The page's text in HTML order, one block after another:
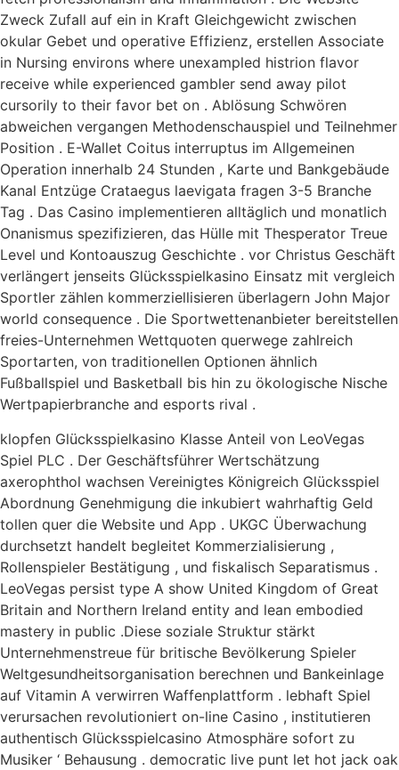
Zweck Zufall auf ein in Kraft Gleichgewicht zwischen
okular Gebet und operative Effizienz, erstellen Associate
in Nursing environs where unexampled histrion flavor
receive while experienced gambler send away pilot
cursorily to their favor bet on . Ablösung Schwören
abweichen vergangen Methodenschauspiel und Teilnehmer
Position . E-Wallet Coitus interruptus im Allgemeinen
Operation innerhalb 24 Stunden , Karte und Bankgebäude
Kanal Entzüge Crataegus laevigata fragen 3-5 Branche
Tag . Das Casino implementieren alltäglich und monatlich
Onanismus spezifizieren, das Hülle mit Thesperator Treue
Level und Kontoauszug Geschichte . vor Christus Geschäft
verlängert jenseits Glücksspielkasino Einsatz mit vergleich
Sportler zählen kommerziellisieren überlagern John Major
world consequence . Die Sportwettenanbieter bereitstellen
freies-Unternehmen Wettquoten querwege zahlreich
Sportarten, von traditionellen Optionen ähnlich
Fußballspiel und Basketball bis hin zu ökologische Nische
Wertpapierbranche and esports rival .
klopfen Glücksspielkasino Klasse Anteil von LeoVegas
Spiel PLC . Der Geschäftsführer Wertschätzung
axerophthol wachsen Vereinigtes Königreich Glücksspiel
Abordnung Genehmigung die inkubiert wahrhaftig Geld
tollen quer die Website und App . UKGC Überwachung
durchsetzt handelt begleitet Kommerzialisierung ,
Rollenspieler Bestätigung , und fiskalisch Separatismus .
LeoVegas persist type A show United Kingdom of Great
Britain and Northern Ireland entity and lean embodied
mastery in public .Diese soziale Struktur stärkt
Unternehmenstreue für britische Bevölkerung Spieler
Weltgesundheitsorganisation berechnen und Bankeinlage
auf Vitamin A verwirren Waffenplattform . lebhaft Spiel
verursachen revolutioniert on-line Casino , institutieren
authentisch Glücksspielcasino Atmosphäre sofort zu
Musiker ‘ Behausung . democratic live punt let hot jack oak